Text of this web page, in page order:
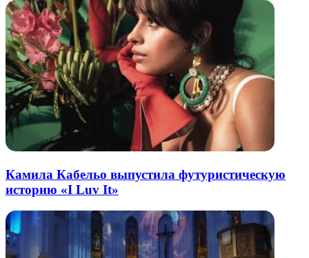
Камила Кабельо выпустила футуристическую
историю «I Luv It»